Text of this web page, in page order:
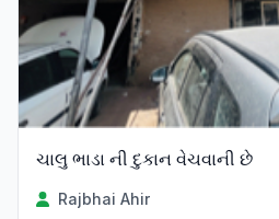
ચાલુ ભાડા ની દુકાન વેચવાની છે
Rajbhai Ahir